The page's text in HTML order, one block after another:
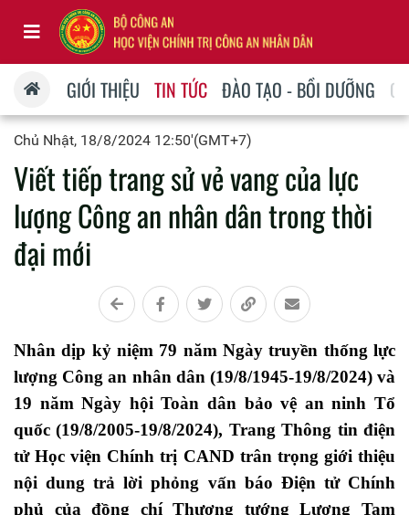
GIỚI THIỆU TIN TỨC ĐÀO TẠO - BỒI DƯỠNG
Chủ Nhật, 18/8/2024 12:50'(GMT+7)
Viết tiếp trang sử vẻ vang của lực
lượng Công an nhân dân trong thời
đại mới
Nhân dịp kỷ niệm 79 năm Ngày truyền thống lực
lượng Công an nhân dân (19/8/1945-19/8/2024) và
19 năm Ngày hội Toàn dân bảo vệ an ninh Tổ
quốc (19/8/2005-19/8/2024), Trang Thông tin điện
tử Học viện Chính trị CAND trân trọng giới thiệu
nội dung trả lời phỏng vấn báo Điện tử Chính
phủ của đồng chí Thượng tướng Lương Tam